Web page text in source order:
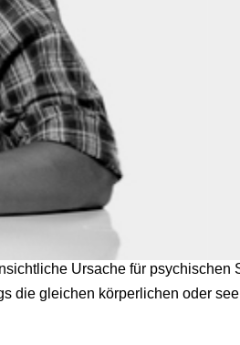
Ursache für psychischen
die gleichen körperlichen oder